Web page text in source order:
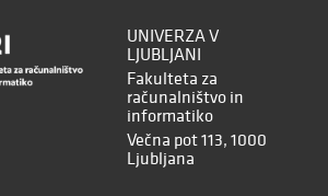
UNIVERZA V
LJUBLJANI
Fakulteta za
računalništvo in
informatiko
Večna pot 113, 1000
Ljubljana